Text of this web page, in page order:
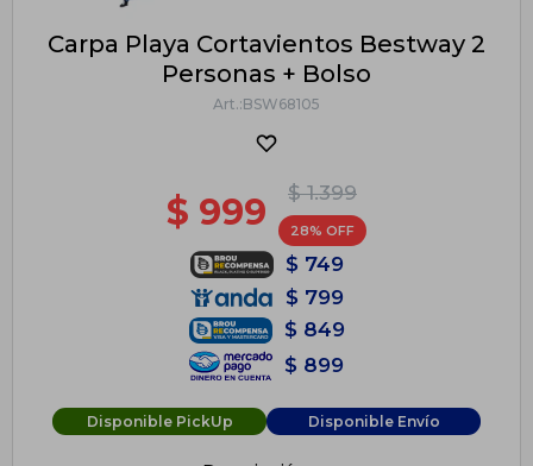
Carpa Playa Cortavientos Bestway 2
Personas + Bolso
BSW68105
$ 1.399
$ 999 28
$ 749
$ 799
$ 849
$ 899
Disponible PickUp Disponible Envío